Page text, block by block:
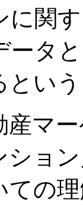
関
ータ
とい
産マ
ショ
ての